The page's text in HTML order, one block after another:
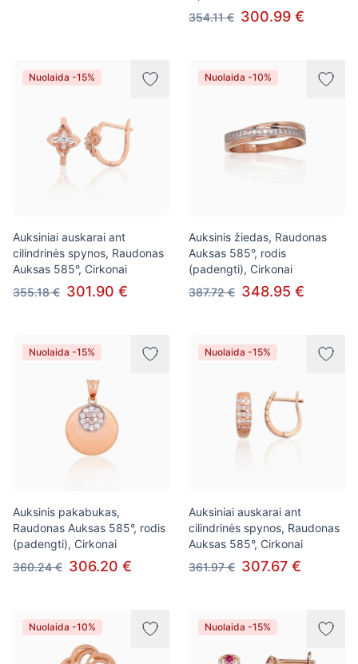
354.11 € 300.99 €
Nuolaida -15%
Auksiniai auskarai ant
cilindrinės spynos, Raudonas
Auksas 585°, Cirkonai
355.18 € 301.90 €
Nuolaida -10%
Auksinis žiedas, Raudonas
Auksas 585°, rodis
(padengti), Cirkonai
387.72 € 348.95 €
Nuolaida -15%
Auksinis pakabukas,
Raudonas Auksas 585°, rodis
(padengti), Cirkonai
360.24 € 306.20 €
Nuolaida -15%
Auksiniai auskarai ant
cilindrinės spynos, Raudonas
Auksas 585°, Cirkonai
361.97 € 307.67 €
Nuolaida -10% Nuolaida -15%